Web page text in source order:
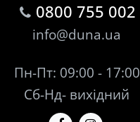
0800 755 002
info@duna.ua
Пн-Пт: 09:00 - 17:00
Сб-Нд- вихідний